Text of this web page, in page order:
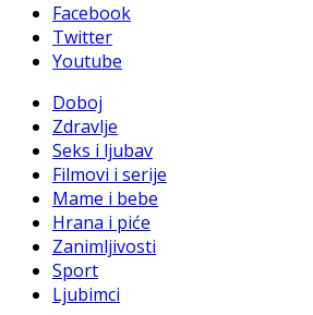
Facebook
Twitter
Youtube
Doboj
Zdravlje
Seks i ljubav
Filmovi i serije
Mame i bebe
Hrana i piće
Zanimljivosti
Sport
Ljubimci